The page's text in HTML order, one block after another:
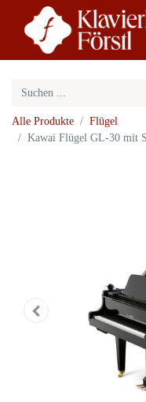
Alle Produkte
Flügel
Kawai Flügel GL-30 mit